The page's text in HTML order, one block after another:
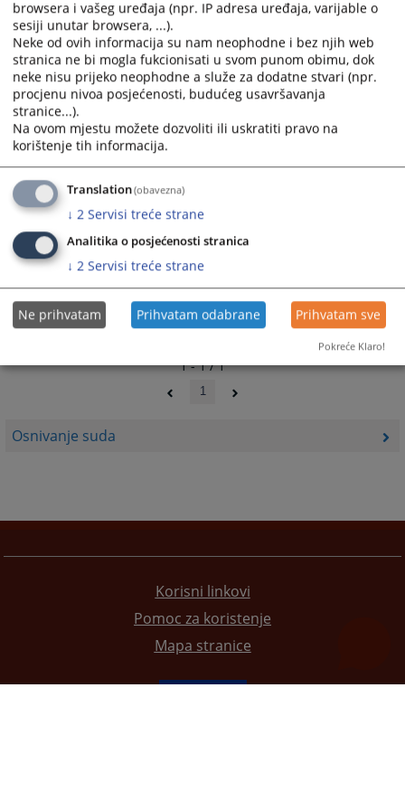
Osnivanje suda
and
select
a
date.
Press
the
question
mark
key
get
the
keyboard
shortcuts
for
changing
dates.
and
select
a
date.
Press
question
mark
key
to
get
the
shortcuts
for
changing
dates.
02.09.2009.
1 - 1 / 1
1
Korisni linkovi
Pomoc za koristenje
Mapa stranice
browsera i vašeg uređaja (npr. IP adresa uređaja, varijable o
sesiji unutar browsera, ...).
Neke od ovih informacija su nam neophodne i bez njih web
stranica ne bi mogla fukcionisati u svom punom obimu, dok
neke nisu prijeko neophodne a služe za dodatne stvari (npr.
procjenu nivoa posjećenosti, budućeg usavršavanja
stranice...).
Na ovom mjestu možete dozvoliti ili uskratiti pravo na
korištenje tih informacija.
Translation(obavezna)
↓ 2 Servisi treće strane
Analitika o posjećenosti stranica
↓ 2 Servisi treće strane
Ne prihvatam Prihvatam odabrane Prihvatam sve
Pokreće Klaro!